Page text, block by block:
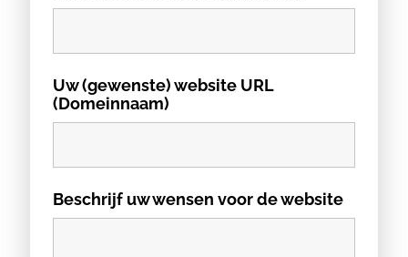
Uw (gewenste) website URL
(Domeinnaam)
Beschrijf uw wensen voor de website